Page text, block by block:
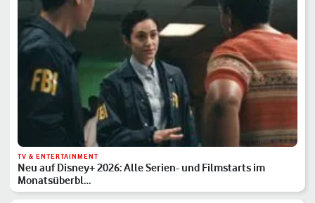
TV & ENTERTAINMENT
Neu auf Disney+ 2026: Alle Serien- und Filmstarts im
Monatsüberbl…